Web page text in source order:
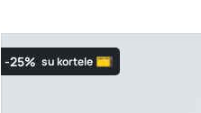
-25% su kortele